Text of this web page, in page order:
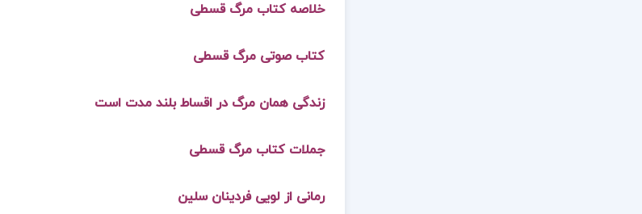
خلاصه کتاب مرگ قسطی
کتاب صوتی مرگ قسطی
زندگی همان مرگ در اقساط بلند مدت است
جملات کتاب مرگ قسطی
رمانی از لویی فردینان سلین